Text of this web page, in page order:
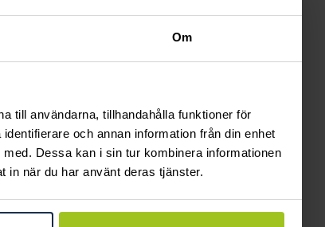
Om
till användarna, tillhandahålla funktioner för
och annan information från din enhet
Dessa kan i sin tur kombinera informationen
in när du har använt deras tjänster.
Söndag: Stängt